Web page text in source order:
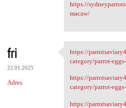
https://
macaw/
fri
22.01.2025
Adres
https://
https://
category/parrot-
https://
category/parrot-
https://